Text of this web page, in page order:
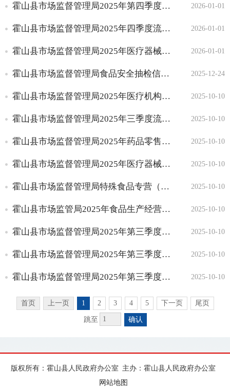
检
药品零售/医疗器械经营
化妆品经营企业监督检查
全监督检查
行政处罚
药品监管处罚
医疗器械监管处罚
公共服务
食品安全消费提示警示
食品药品投诉举报
2026-01-01
霍山县市场监督管理局2025年第四季度食品经营许可信息
2026-01-01
霍山县市场监督管理局2025年四季度流通环节化妆品监督检查情况
2026-01-01
霍山县市场监督管理局2025年医疗器械经营企业监督检查情况通报（四）
2025-12-24
霍山县市场监督管理局食品安全抽检信息通告（2025年第5期）
2025-10-10
霍山县市场监督管理局2025年医疗机构监督检查情况通报（三）
2025-10-10
霍山县市场监督管理局2025年三季度流通环节化妆品监督检查情况
2025-10-10
霍山县市场监督管理局2025年药品零售单位监督检查情况通报（三）
2025-10-10
霍山县市场监督管理局2025年医疗器械经营企业监督检查情况通报（三）
2025-10-10
霍山县市场监督管理局特殊食品专营（婴幼儿乳粉）2025年三季度专项检查信息
2025-10-10
霍山县市场监管局2025年食品生产经营监督检查工作情况公示（第三季度）
2025-10-10
霍山县市场监督管理局2025年第三季度食品小摊贩许可办理信息
2025-10-10
霍山县市场监督管理局2025年第三季度小餐饮许可信息
2025-10-10
霍山县市场监督管理局2025年第三季度食品小作坊许可办理基本信息
首页 上一页 1 2 3 4 5 下一页 尾页
跳至 确认
版权所有：霍山县人民政府办公室 主办：霍山县人民政府办公室
网站地图